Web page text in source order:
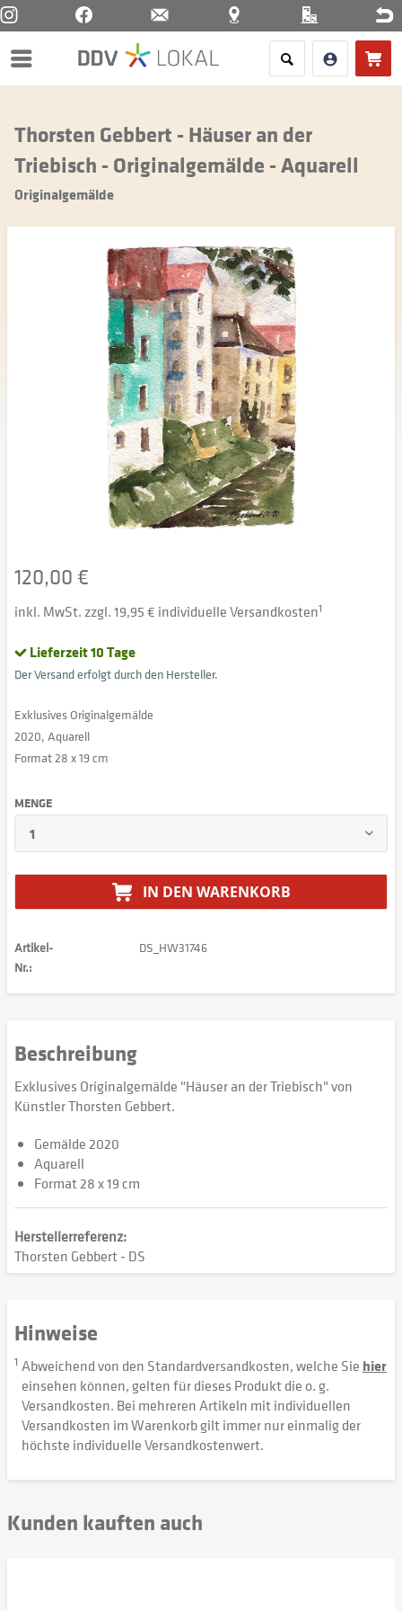
Menü
Thorsten Gebbert - Häuser an der
Triebisch - Originalgemälde - Aquarell
Originalgemälde
120,00 €
inkl. MwSt. zzgl. 19,95 € individuelle Versandkosten1
Lieferzeit 10 Tage
Der Versand erfolgt durch den Hersteller.
Exklusives Originalgemälde
2020, Aquarell
Format 28 x 19 cm
MENGE
IN DEN WARENKORB
Artikel-
Nr.:
DS_HW31746
Beschreibung
Exklusives Originalgemälde "Häuser an der Triebisch" von
Künstler Thorsten Gebbert.
Gemälde 2020
Aquarell
Format 28 x 19 cm
Herstellerreferenz:
Thorsten Gebbert - DS
Hinweise
1 Abweichend von den Standardversandkosten, welche Sie hier
einsehen können, gelten für dieses Produkt die o. g.
Versandkosten. Bei mehreren Artikeln mit individuellen
Versandkosten im Warenkorb gilt immer nur einmalig der
höchste individuelle Versandkostenwert.
Kunden kauften auch